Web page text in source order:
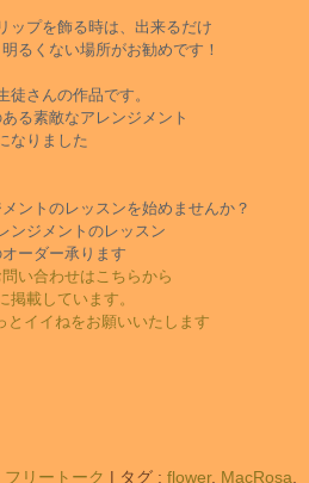
ップを飾る時は、出来るだけ
るくない場所がお勧めです！
徒さんの作品です。
る素敵なアレンジメント
なりました
ントのレッスンを始めませんか？
ンジメントのレッスン
ーダー承ります
い合わせはこちらから
掲載しています。
とイイねをお願いいたします
フリートーク | タグ : flower, MacRosa,